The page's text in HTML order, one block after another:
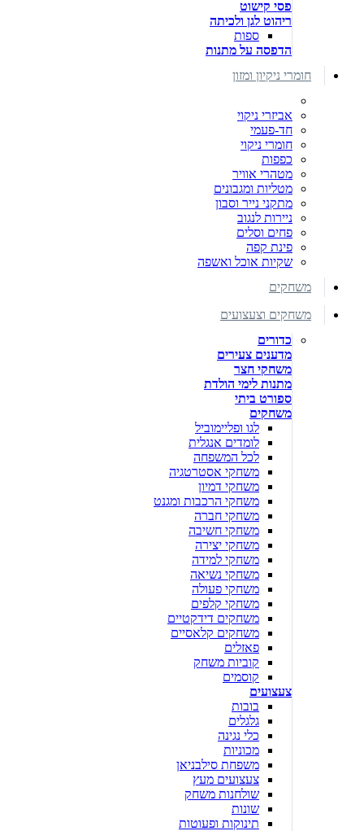
פסי קישוט
ריהוט לגן ולכיתה
ספות
הדפסה על מתנות
חומרי ניקיון ומזון
אביזרי ניקוי
חד-פעמי
חומרי ניקוי
כפפות
מטהרי אוויר
מטליות ומגבונים
מתקני נייר וסבון
ניירות לנגוב
פחים וסלים
פינת קפה
שקיות אוכל ואשפה
משחקים
משחקים וצעצועים
כדורים
מדענים צעירים
משחקי חצר
מתנות לימי הולדת
ספורט ביתי
משחקים
לגו ופליימוביל
לומדים אנגלית
לכל המשפחה
משחקי אסטרטגיה
משחקי דמיון
משחקי הרכבות ומגנט
משחקי חברה
משחקי חשיבה
משחקי יצירה
משחקי למידה
משחקי נשיאה
משחקי פעולה
משחקי קלפים
משחקים דידקטיים
משחקים קלאסיים
פאזלים
קוביות משחק
קוסמים
צעצועים
בובות
גלגלים
כלי נגינה
מכוניות
משפחת סילבניאן
צעצועים מעץ
שולחנות משחק
שונות
תינוקות ופעוטות